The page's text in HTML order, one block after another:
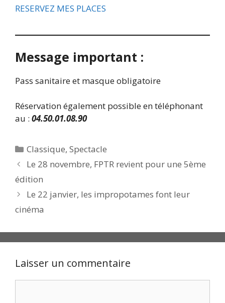
RESERVEZ MES PLACES
Message important :
Pass sanitaire et masque obligatoire
Réservation également possible en téléphonant
au : 04.50.01.08.90
Catégories
Classique,Spectacle
Le 28 novembre, FPTR revient pour une 5ème
édition
Le 22 janvier, les impropotames font leur
cinéma
Laisser un commentaire